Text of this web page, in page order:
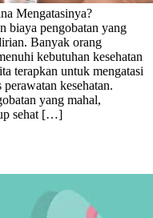
Mengatasinya?
biaya pengobatan yang
Banyak orang
kebutuhan kesehatan
terapkan untuk mengatasi
kesehatan.
yang mahal,
sehat […]